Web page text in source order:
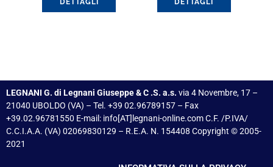
DETTAGLI DETTAGLI
LEGNANI G. di Legnani Giuseppe & C .S. a.s. via 4 Novembre, 17 –
21040 UBOLDO (VA) – Tel. +39 02.96789157 – Fax
+39.02.96781550 E-mail: info[AT]legnani-online.com C.F. /P.IVA/
C.C.I.A.A. (VA) 02069830129 – R.E.A. N. 154408 Copyright © 2005-
2021